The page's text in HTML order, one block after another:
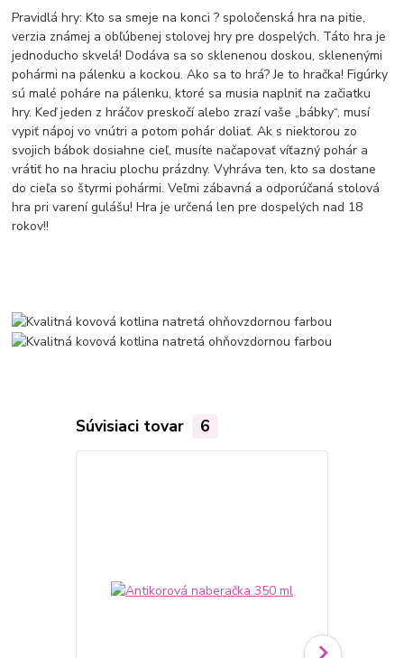
Pravidlá hry: Kto sa smeje na konci ? spoločenská hra na pitie,
verzia známej a obľúbenej stolovej hry pre dospelých. Táto hra je
jednoducho skvelá! Dodáva sa so sklenenou doskou, sklenenými
pohármi na pálenku a kockou. Ako sa to hrá? Je to hračka! Figúrky
sú malé poháre na pálenku, ktoré sa musia naplniť na začiatku
hry. Keď jeden z hráčov preskočí alebo zrazí vaše „bábky“, musí
vypiť nápoj vo vnútri a potom pohár doliať. Ak s niektorou zo
svojich bábok dosiahne cieľ, musíte načapovať víťazný pohár a
vrátiť ho na hraciu plochu prázdny. Vyhráva ten, kto sa dostane
do cieľa so štyrmi pohármi. Veľmi zábavná a odporúčaná stolová
hra pri varení gulášu! Hra je určená len pre dospelých nad 18
rokov!!
Súvisiaci tovar 6